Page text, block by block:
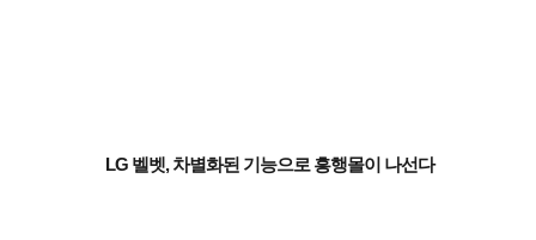
LG 벨벳, 차별화된 기능으로 흥행몰이 나선다